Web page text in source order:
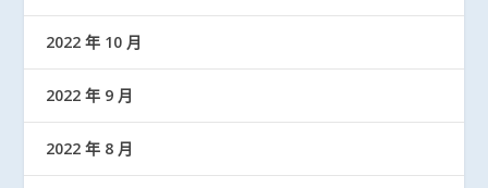
2022 年 10 月
2022 年 9 月
2022 年 8 月